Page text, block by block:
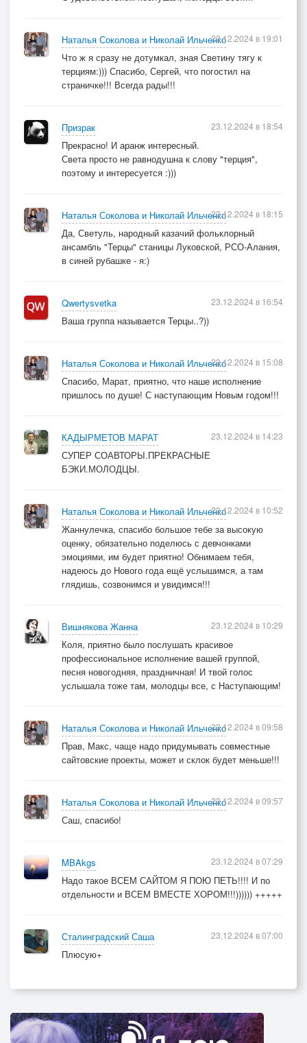
Наталья Соколова и Николай Ильченко
Что ж я сразу не дотумкал, зная Светину тягу к
терциям:))) Спасибо, Сергей, что погостил на
страничке!!! Всегда рады!!!
23.12.2024 в 19:01
Призрак
Прекрасно! И аранж интересный.
Света просто не равнодушна к слову "терция",
поэтому и интересуется :)))
23.12.2024 в 18:54
Наталья Соколова и Николай Ильченко
Да, Светуль, народный казачий фольклорный
ансамбль "Терцы" станицы Луковской, РСО-Алания,
в синей рубашке - я:)
23.12.2024 в 18:15
Qwertysvetka
Ваша группа называется Терцы..?))
23.12.2024 в 16:54
Наталья Соколова и Николай Ильченко
Спасибо, Марат, приятно, что наше исполнение
пришлось по душе! С наступающим Новым годом!!!
23.12.2024 в 15:08
КАДЫРМЕТОВ МАРАТ
СУПЕР СОАВТОРЫ.ПРЕКРАСНЫЕ
БЭКИ.МОЛОДЦЫ.
23.12.2024 в 14:23
Наталья Соколова и Николай Ильченко
Жаннулечка, спасибо большое тебе за высокую
оценку, обязательно поделюсь с девчонками
эмоциями, им будет приятно! Обнимаем тебя,
надеюсь до Нового года ещё услышимся, а там
глядишь, созвонимся и увидимся!!!
23.12.2024 в 10:52
Вишнякова Жанна
Коля, приятно было послушать красивое
профессиональное исполнение вашей группой,
песня новогодняя, праздничная! И твой голос
услышала тоже там, молодцы все, с Наступающим!
23.12.2024 в 10:29
Наталья Соколова и Николай Ильченко
Прав, Макс, чаще надо придумывать совместные
сайтовские проекты, может и склок будет меньше!!!
23.12.2024 в 09:58
Наталья Соколова и Николай Ильченко
Саш, спасибо!
23.12.2024 в 09:57
MBAkgs
Надо такое ВСЕМ САЙТОМ Я ПОЮ ПЕТЬ!!!! И по
отдельности и ВСЕМ ВМЕСТЕ ХОРОМ!!!)))))) +++++
23.12.2024 в 07:29
Сталинградский Саша
Плюсую+
23.12.2024 в 07:00